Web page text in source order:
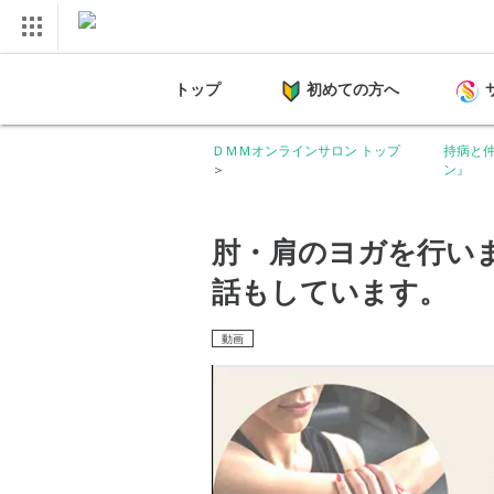
トップ 初めての方へ
ＤＭＭオンラインサロン トップ
持病と
ン』
肘・肩のヨガを行
話もしています。
動画